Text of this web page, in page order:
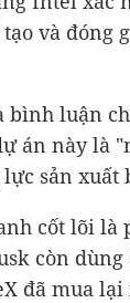
và đóng
bình luận
án này là
sản xuất
cốt lõi là
còn dùng
đã mua